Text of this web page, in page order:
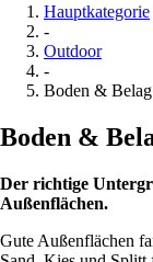
Hauptkategorie
-
Outdoor
-
Boden & Belag
Boden &
Der richtige
Außenflächen.
Gute Außenflächen